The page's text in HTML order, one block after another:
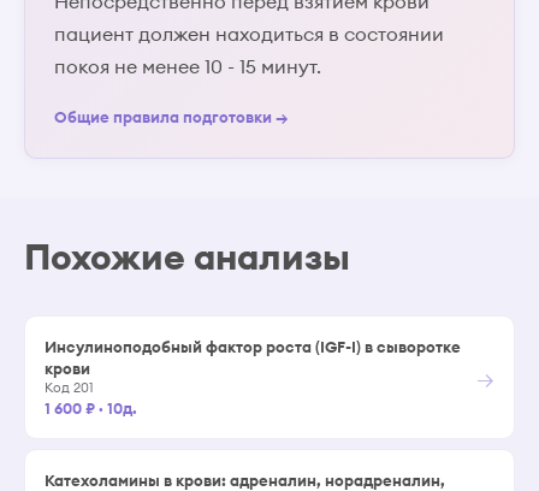
пациент должен находиться в состоянии
покоя не менее 10 - 15 минут.
Общие правила подготовки →
Похожие анализы
Инсулиноподобный фактор роста (IGF-I) в сыворотке
крови
Код 201
1 600 ₽· 10д.
→
Катехоламины в крови: адреналин, норадреналин,